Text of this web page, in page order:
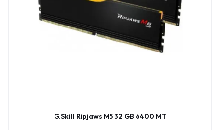
G.Skill Ripjaws M5 32 GB 6400 MT